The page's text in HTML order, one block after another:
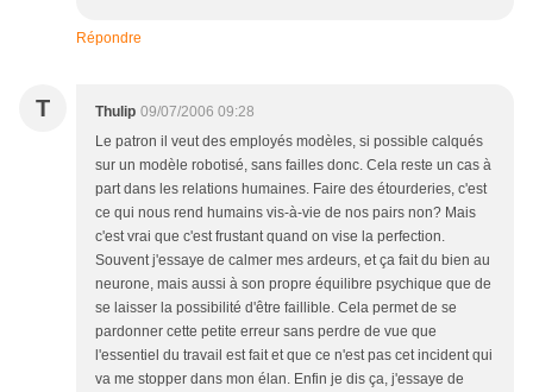
Répondre
T Thulip 09/07/2006 09:28
Le patron il veut des employés modèles, si possible calqués
sur un modèle robotisé, sans failles donc. Cela reste un cas à
part dans les relations humaines. Faire des étourderies, c'est
ce qui nous rend humains vis-à-vie de nos pairs non? Mais
c'est vrai que c'est frustant quand on vise la perfection.
Souvent j'essaye de calmer mes ardeurs, et ça fait du bien au
neurone, mais aussi à son propre équilibre psychique que de
se laisser la possibilité d'être faillible. Cela permet de se
pardonner cette petite erreur sans perdre de vue que
l'essentiel du travail est fait et que ce n'est pas cet incident qui
va me stopper dans mon élan. Enfin je dis ça, j'essaye de